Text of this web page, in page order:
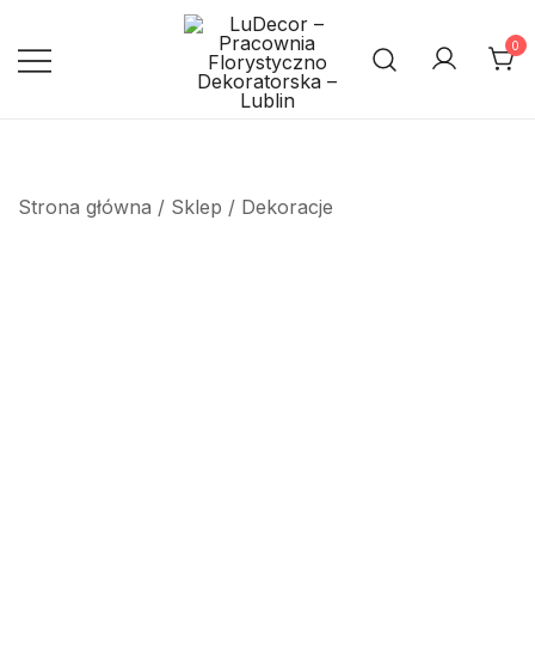
do
treści
0
Strona główna / Sklep / Dekoracje